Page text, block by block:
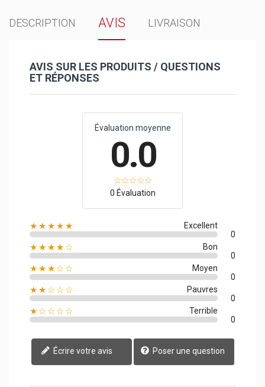
DESCRIPTION AVIS LIVRAISON
AVIS SUR LES PRODUITS / QUESTIONS
ET RÉPONSES
Évaluation moyenne
0.0
0 Évaluation
★★★★★
Excellent
0
★★★★☆
Bon
0
★★★☆☆
Moyen
0
★★☆☆☆
Pauvres
0
★☆☆☆☆
Terrible
0
Écrire votre avis Poser une question